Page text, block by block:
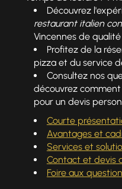
Découvrez
restaurant italien
Vincennes de
Profitez de la
pizza et du service
Consultez nos
découvrez
pour un devis
Courte
Avantages et
Services et
Contact et devis
Foire aux